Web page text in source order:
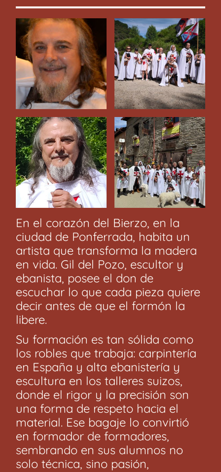
En el corazón del Bierzo, en la
ciudad de Ponferrada, habita un
artista que transforma la madera
en vida. Gil del Pozo, escultor y
ebanista, posee el don de
escuchar lo que cada pieza quiere
decir antes de que el formón la
libere.
Su formación es tan sólida como
los robles que trabaja: carpintería
en España y alta ebanistería y
escultura en los talleres suizos,
donde el rigor y la precisión son
una forma de respeto hacia el
material. Ese bagaje lo convirtió
en formador de formadores,
sembrando en sus alumnos no
solo técnica, sino pasión,